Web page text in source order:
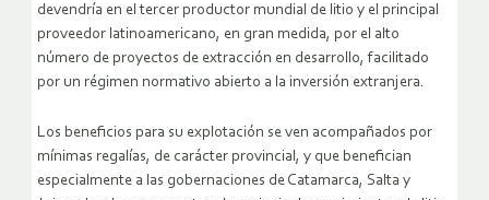
devendría en el tercer productor mundial de litio y el principal
proveedor latinoamericano, en gran medida, por el alto
número de proyectos de extracción en desarrollo, facilitado
por un régimen normativo abierto a la inversión extranjera.
Los beneficios para su explotación se ven acompañados por
mínimas regalías, de carácter provincial, y que benefician
especialmente a las gobernaciones de Catamarca, Salta y